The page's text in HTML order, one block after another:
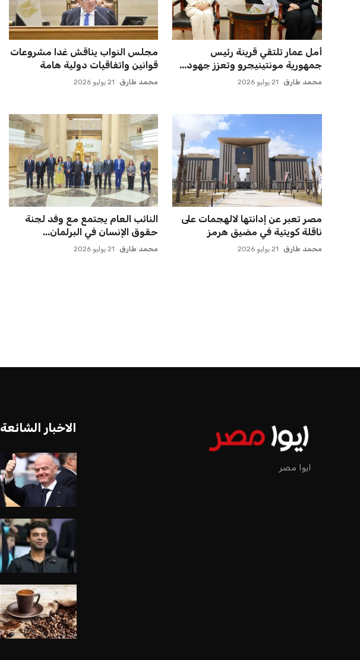
أمل عمار تلتقي قرينة رئيس
جمهورية مونتينيجرو وتعزز جهود...
محمد طارق 21 يوليو 2026
مجلس النواب يناقش غدا مشروعات
قوانين واتفاقيات دولية هامة
محمد طارق 21 يوليو 2026
مصر تعبر عن إدانتها لالهجمات على
ناقلة كويتية في مضيق هرمز
محمد طارق 21 يوليو 2026
النائب العام يجتمع مع وفد لجنة
حقوق الإنسان في البرلمان...
محمد طارق 21 يوليو 2026
ايوا مصر
الاخبار الشائعة